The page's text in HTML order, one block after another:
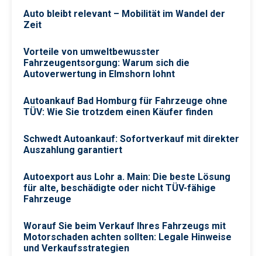
Auto bleibt relevant – Mobilität im Wandel der
Zeit
Vorteile von umweltbewusster
Fahrzeugentsorgung: Warum sich die
Autoverwertung in Elmshorn lohnt
Autoankauf Bad Homburg für Fahrzeuge ohne
TÜV: Wie Sie trotzdem einen Käufer finden
Schwedt Autoankauf: Sofortverkauf mit direkter
Auszahlung garantiert
Autoexport aus Lohr a. Main: Die beste Lösung
für alte, beschädigte oder nicht TÜV-fähige
Fahrzeuge
Worauf Sie beim Verkauf Ihres Fahrzeugs mit
Motorschaden achten sollten: Legale Hinweise
und Verkaufsstrategien